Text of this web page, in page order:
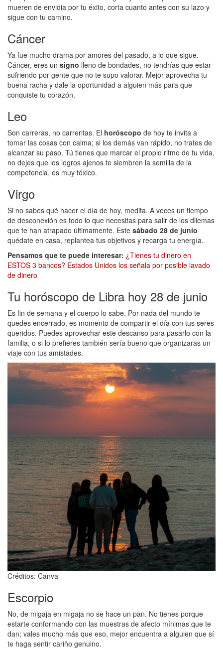
mueren de envidia por tu éxito, corta cuanto antes con su lazo y
sigue con tu camino.
Cáncer
Ya fue mucho drama por amores del pasado, a lo que sigue.
Cáncer, eres un signo lleno de bondades, no tendrías que estar
sufriendo por gente que no te supo valorar. Mejor aprovecha tu
buena racha y dale la oportunidad a alguien más para que
conquiste tu corazón.
Leo
Son carreras, no carreritas. El horóscopo de hoy te invita a
tomar las cosas con calma; si los demás van rápido, no trates de
alcanzar su paso. Tú tienes que marcar el propio ritmo de tu vida,
no dejes que los logros ajenos te siembren la semilla de la
competencia, es muy tóxico.
Virgo
Si no sabes qué hacer el día de hoy, medita. A veces un tiempo
de desconexión es todo lo que necesitas para salir de los dilemas
que te han atrapado últimamente. Este sábado 28 de junio
quédate en casa, replantea tus objetivos y recarga tu energía.
Pensamos que te puede interesar: ¿Tienes tu dinero en
ESTOS 3 bancos? Estados Unidos los señala por posible lavado
de dinero
Tu horóscopo de Libra hoy 28 de junio
Es fin de semana y el cuerpo lo sabe. Por nada del mundo te
quedes encerrado, es momento de compartir el día con tus seres
queridos. Puedes aprovechar este descanso para pasarlo con la
familia, o si lo prefieres también sería bueno que organizaras un
viaje con tus amistades.
Créditos: Canva
Escorpio
No, de migaja en migaja no se hace un pan. No tienes porque
estarte conformando con las muestras de afecto mínimas que te
dan; vales mucho más que eso, mejor encuentra a alguien que sí
te haga sentir cariño genuino.